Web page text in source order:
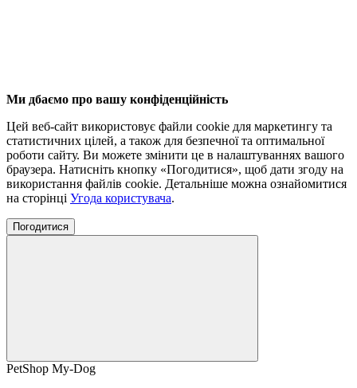
Ми дбаємо про вашу конфіденційність
Цей веб-сайт використовує файли cookie для маркетингу та
статистичних цілей, а також для безпечної та оптимальної
роботи сайту. Ви можете змінити це в налаштуваннях вашого
браузера. Натисніть кнопку «Погодитися», щоб дати згоду на
використання файлів cookie. Детальніше можна ознайомитися
на сторінці Угода користувача.
Погодитися
PetShop My-Dog